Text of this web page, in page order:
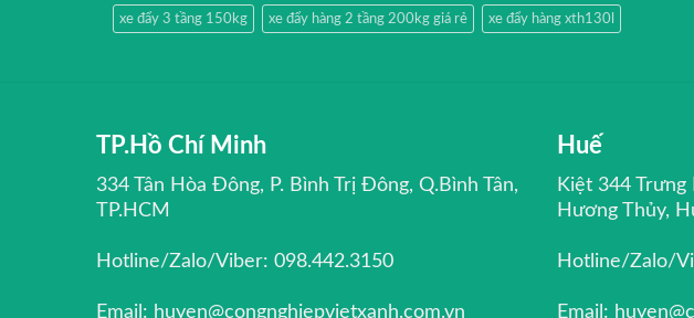
xe đẩy 3 tầng 150kg xe đẩy hàng 2 tầng 200kg giá rẻ xe đẩy hàng xth130l
TP.Hồ Chí Minh
334 Tân Hòa Đông, P. Bình Trị Đông, Q.Bình Tân,
TP.HCM
Hotline/Zalo/Viber: 098.442.3150
Email: huyen@congnghiepvietxanh.com.vn
Huế
Kiệt 344 Trưng
Hương Thủy,
Hotline/Zalo/
Email: